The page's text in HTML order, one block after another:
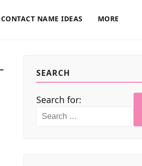
CONTACT NAME IDEAS MORE
SEARCH
Search for: